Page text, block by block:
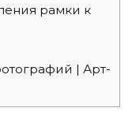
рамки к
| Арт-